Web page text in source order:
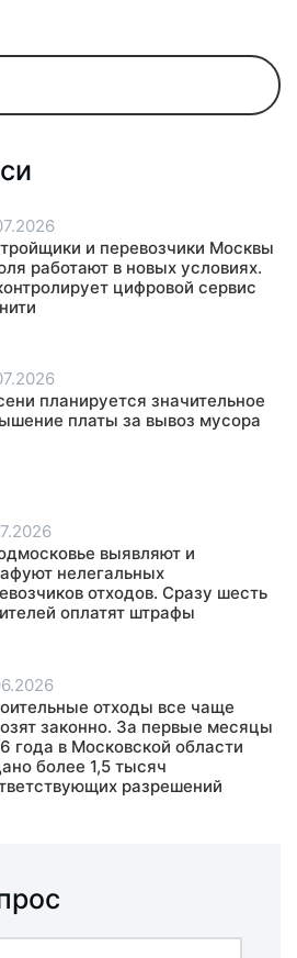
и перевозчики Москвы
работают в новых условиях.
цифровой сервис
планируется значительное
платы за вывоз мусора
выявляют и
нелегальных
отходов. Сразу шесть
оплатят штрафы
отходы все чаще
законно. За первые месяцы
года в Московской области
более 1,5 тысяч
разрешений